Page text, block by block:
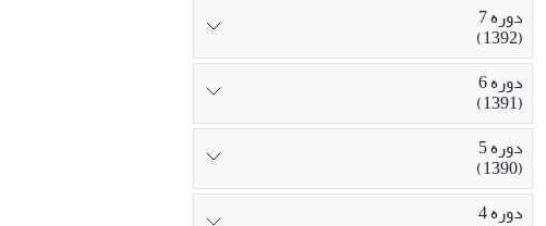
دوره 7
(1392)
دوره 6
(1391)
دوره 5
(1390)
دوره 4